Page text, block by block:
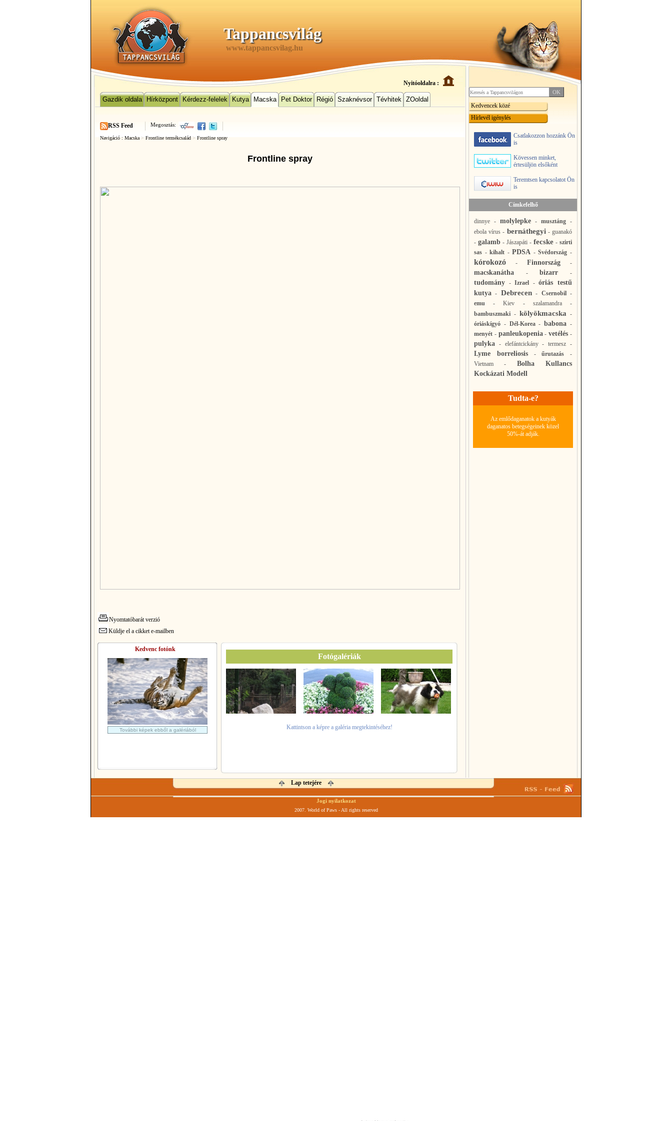
Tappancsvilág
www.tappancsvilag.hu
Nyitóoldalra :
Gazdik oldala Hírközpont Kérdezz-felelek Kutya Macska Pet Doktor Régió Szaknévsor Tévhitek ZOoldal
Megosztás:
RSS Feed
Navigáció : Macska > Frontline termékcsalád > Frontline spray
Frontline spray
Nyomtatóbarát verzió
Küldje el a cikket e-mailben
Kedvenc fotónk
További képek ebből a galériából
Fotógalériák
Kattintson a képre a galéria megtekintéséhez!
Kedvencek közé
Hírlevél igénylés
Csatlakozzon hozzánk Ön
is
Kövessen minket,
értesüljön elsőként
Teremtsen kapcsolatot Ön
is
Címkefelhő
dinnye - molylepke - musztáng -
ebola vírus - bernáthegyi-guanakó
- galamb - Jászapáti - fecske - szirti
sas -kihalt -PDSA -Svédország -
kórokozó - Finnország -
macskanátha - bizarr -
tudomány -Izrael -óriás testű
kutya - Debrecen- Csernobil-
emu -Kiev - szalamandra-
bambuszmaki - kölyökmacska -
óriáskígyó - Dél-Korea- babona -
menyét - panleukopenia-vetélés -
pulyka - elefántcickány-termesz -
Lyme borreliosis-űrutazás -
Vietnam - Bolha Kullancs
Kockázati Modell
Tudta-e?
Az emlődaganatok a kutyák
daganatos betegségeinek közel
50%-át adják.
Lap tetejére
Jogi nyilatkozat
2007. World of Paws - All rights reserved